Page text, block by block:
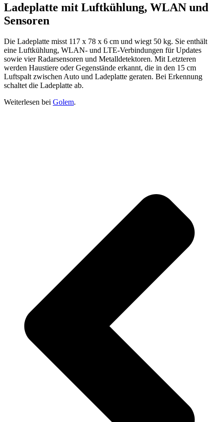
Ladeplatte mit Luftkühlung, WLAN und
Sensoren
Die Ladeplatte misst 117 x 78 x 6 cm und wiegt 50 kg. Sie enthält
eine Luftkühlung, WLAN- und LTE-Verbindungen für Updates
sowie vier Radarsensoren und Metalldetektoren. Mit Letzteren
werden Haustiere oder Gegenstände erkannt, die in den 15 cm
Luftspalt zwischen Auto und Ladeplatte geraten. Bei Erkennung
schaltet die Ladeplatte ab.
Weiterlesen bei Golem.